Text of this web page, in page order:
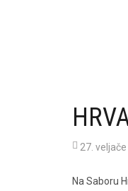
27. veljače
Na Saboru